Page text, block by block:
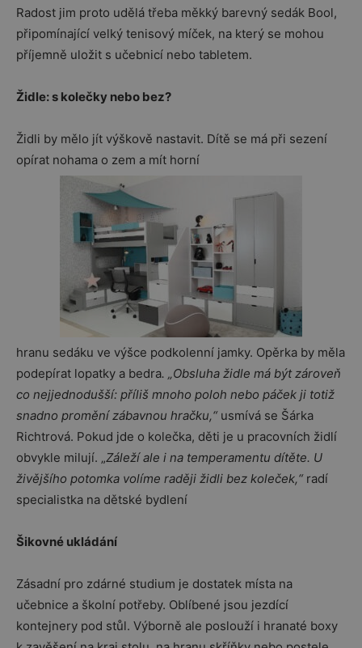
Radost jim proto udělá třeba měkký barevný sedák Bool,
připomínající velký tenisový míček, na který se mohou
příjemně uložit s učebnicí nebo tabletem.
Židle: s kolečky nebo bez?
Židli by mělo jít výškově nastavit. Dítě se má při sezení
opírat nohama o zem a mít horní
hranu sedáku ve výšce podkolenní jamky. Opěrka by měla
podepírat lopatky a bedra. „Obsluha židle má být zároveň
co nejjednodušší: příliš mnoho poloh nebo páček ji totiž
snadno promění zábavnou hračku,“usmívá se Šárka
Richtrová. Pokud jde o kolečka, děti je u pracovních židlí
obvykle milují. „Záleží ale i na temperamentu dítěte. U
živějšího potomka volíme raději židli bez koleček,“ radí
specialistka na dětské bydlení
Šikovné ukládání
Zásadní pro zdárné studium je dostatek místa na
učebnice a školní potřeby. Oblíbené jsou jezdící
kontejnery pod stůl. Výborně ale poslouží i hranaté boxy